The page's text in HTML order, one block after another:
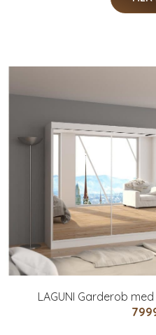
LAGUNI Garderob